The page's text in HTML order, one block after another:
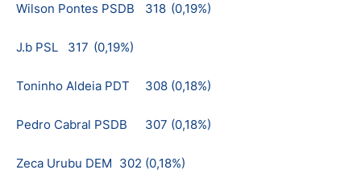
Wilson Pontes PSDB 318 (0,19%)
J.b PSL 317 (0,19%)
Toninho Aldeia PDT 308 (0,18%)
Pedro Cabral PSDB 307 (0,18%)
Zeca Urubu DEM 302 (0,18%)